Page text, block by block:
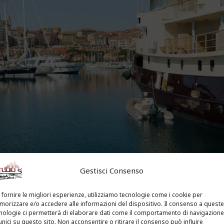
Gestisci Consenso
fornire le migliori esperienze, utilizziamo tecnologie come i cookie per
e/o accedere alle informazioni del dispositivo. Il consenso a queste
ci permetterà di elaborare dati come il comportamento di
su questo sito. Non acconsentire o ritirare il consenso può influire
magnifico borgo dai tipici caratteri liguri che,
provincia. La vicinanza con l’abitato regala panorami